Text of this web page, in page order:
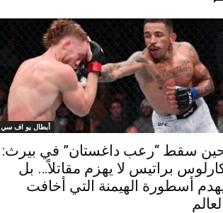
أبطال يو اف سي
سقط “رعب داغستان” في بيرث:
براتيس لا يهزم مقاتلاً… بل
أسطورة الهيمنة التي أخافت
العالم